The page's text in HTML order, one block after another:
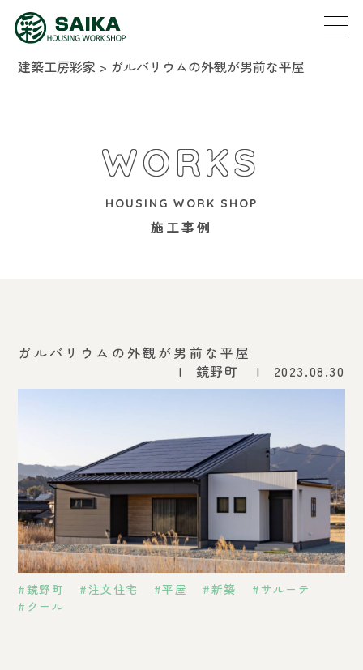
建築工房彩家 > ガルバリウムの外観が男前な平屋
WORKS
HOUSING WORK SHOP
施工事例
ガルバリウムの外観が男前な平屋
鏡野町
2023.08.30
鏡野町 注文住宅 平屋 新築
サルーテ
クール